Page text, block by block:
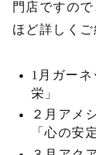
門店ですの
ほど詳しくご
1月ガー
栄」
２月ア
「心の安